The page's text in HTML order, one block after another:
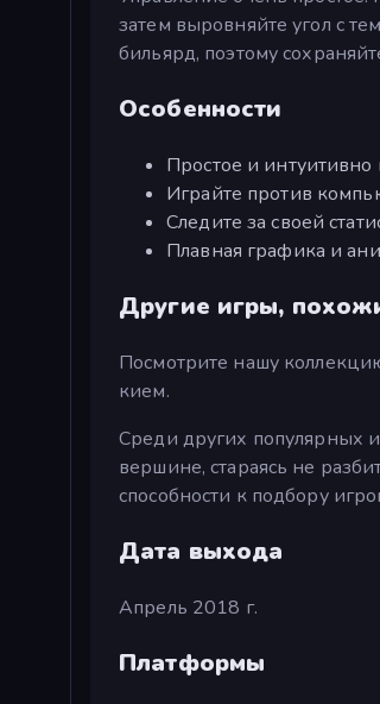
затем выровняйте угол с
бильярд, поэтому
Особенности
Простое и
Играйте против
Следите за своей
Плавная графика и
Другие игры,
Посмотрите нашу
кием.
Среди других популярных
вершине, стараясь не
способности к подбору
Дата выхода
Апрель 2018 г.
Платформы